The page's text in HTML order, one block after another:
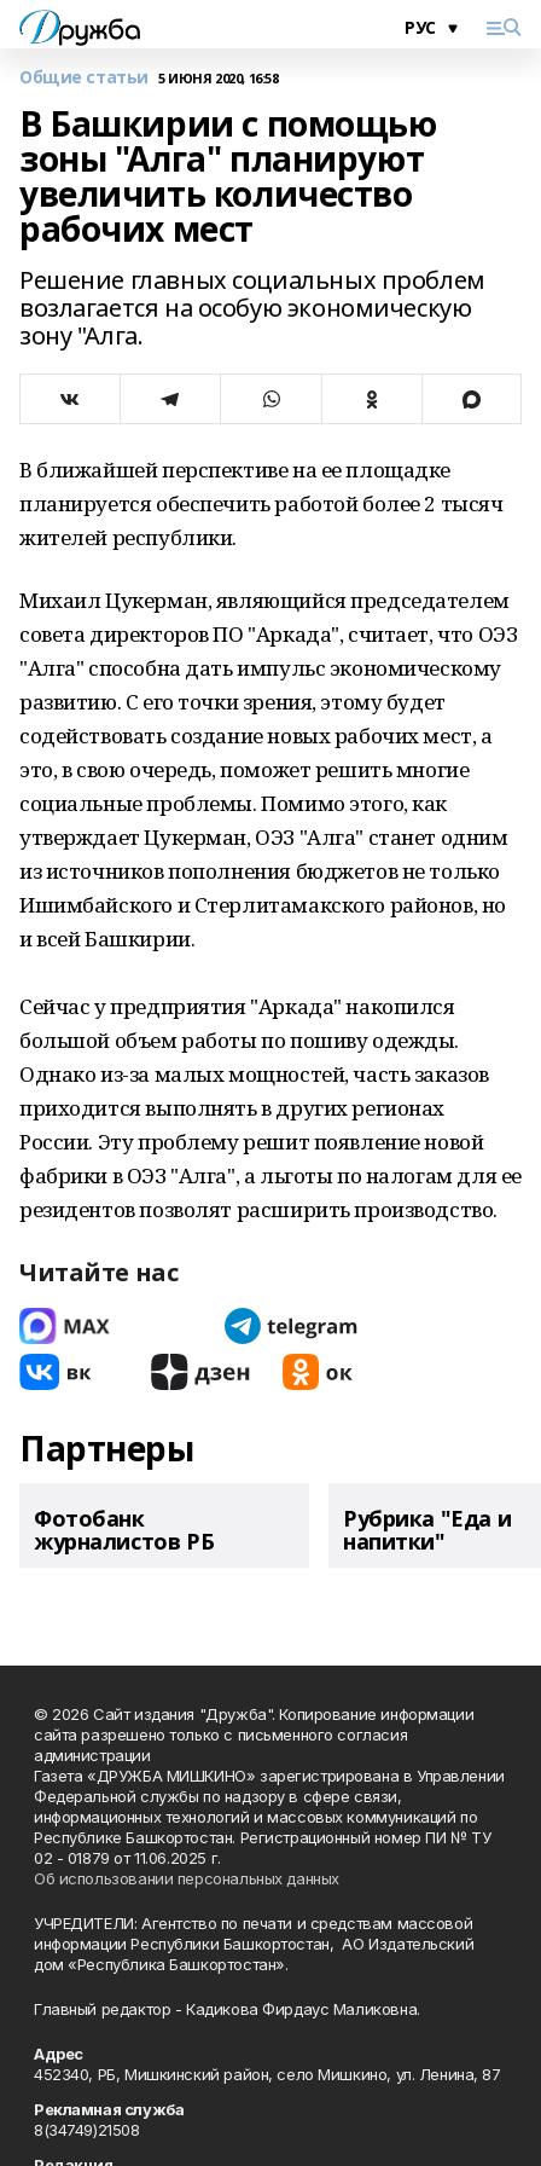
Общие статьи 5 ИЮНЯ 2020, 16:58
В Башкирии с помощью
зоны "Алга" планируют
увеличить количество
рабочих мест
Решение главных социальных проблем
возлагается на особую экономическую
зону "Алга.
В ближайшей перспективе на ее площадке
планируется обеспечить работой более 2 тысяч
жителей республики.
Михаил Цукерман, являющийся председателем
совета директоров ПО "Аркада", считает, что ОЭЗ
"Алга" способна дать импульс экономическому
развитию. С его точки зрения, этому будет
содействовать создание новых рабочих мест, а
это, в свою очередь, поможет решить многие
социальные проблемы. Помимо этого, как
утверждает Цукерман, ОЭЗ "Алга" станет одним
из источников пополнения бюджетов не только
Ишимбайского и Стерлитамакского районов, но
и всей Башкирии.
Сейчас у предприятия "Аркада" накопился
большой объем работы по пошиву одежды.
Однако из-за малых мощностей, часть заказов
приходится выполнять в других регионах
России. Эту проблему решит появление новой
фабрики в ОЭЗ "Алга", а льготы по налогам для ее
резидентов позволят расширить производство.
Читайте нас
Партнеры
Фотобанк
журналистов РБ
Рубрика "Еда и
напитки"
© 2026 Сайт издания "Дружба". Копирование информации
сайта разрешено только с письменного согласия
администрации
Газета «ДРУЖБА МИШКИНО» зарегистрирована в Управлении
Федеральной службы по надзору в сфере связи,
информационных технологий и массовых коммуникаций по
Республике Башкортостан. Регистрационный номер ПИ № ТУ
02 - 01879 от 11.06.2025 г.
Об использовании персональных данных
УЧРЕДИТЕЛИ: Агентство по печати и средствам массовой
информации Республики Башкортостан, АО Издательский
дом «Республика Башкортостан».
Главный редактор - Кадикова Фирдаус Маликовна.
Адрес
452340, РБ, Мишкинский район, село Мишкино, ул. Ленина, 87
Рекламная служба
8(34749)21508